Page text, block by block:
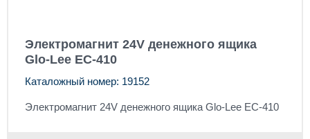
Электромагнит 24V денежного ящика
Glo-Lee EC-410
Каталожный номер: 19152
Электромагнит 24V денежного ящика Glo-Lee EC-410